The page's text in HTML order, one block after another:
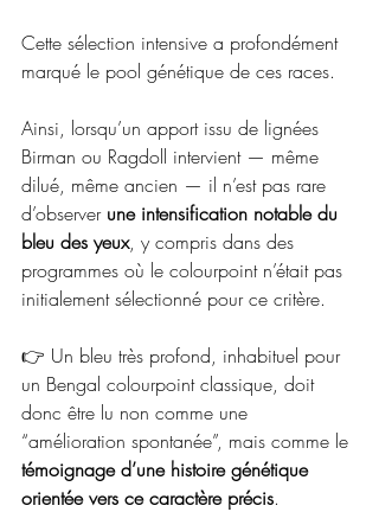
Cette sélection intensive a profondément
marqué le pool génétique de ces races.
Ainsi, lorsqu’un apport issu de lignées
Birman ou Ragdoll intervient — même
dilué, même ancien — il n’est pas rare
d’observer une intensification notable du
bleu des yeux, y compris dans des
programmes où le colourpoint n’était pas
initialement sélectionné pour ce critère.
👉 Un bleu très profond, inhabituel pour
un Bengal colourpoint classique, doit
donc être lu non comme une
“amélioration spontanée”, mais comme le
témoignage d’une histoire génétique
orientée vers ce caractère précis.